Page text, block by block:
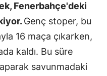
Fenerbahçe'deki
Genç stoper, bu
16 maça çıkarken,
kaldı. Bu süre
savunmadaki